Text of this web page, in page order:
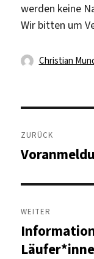
werden keine
Wir bitten um
Autor
Christian
ZURÜCK
Vorheriger
WEITER
Nächster
Beitrag: